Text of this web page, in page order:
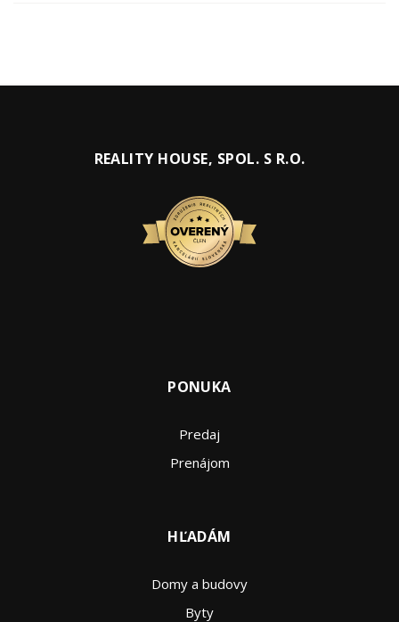
REALITY HOUSE, SPOL. S R.O.
PONUKA
Predaj
Prenájom
HĽADÁM
Domy a budovy
Byty